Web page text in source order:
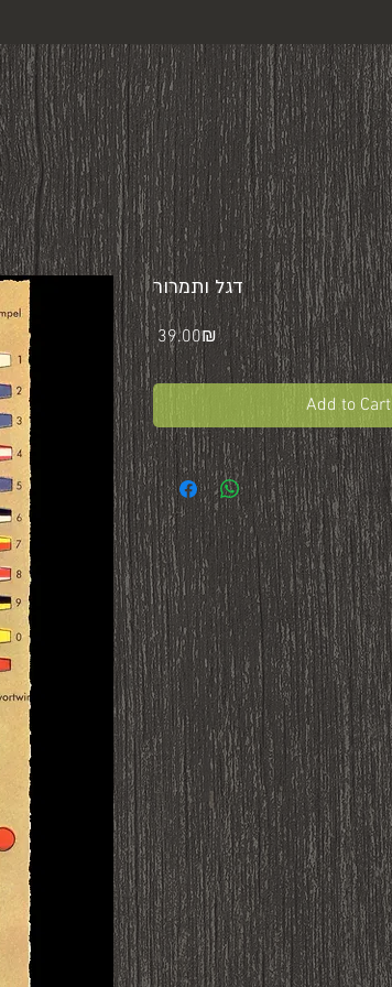
דגל ותמרור
‏39.00 ‏₪Price
Add to Cart